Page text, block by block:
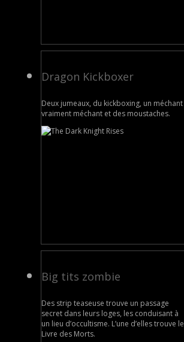
Dragon Kickboxer
Deux jumeaux, du kickboxing, un méchant
vraiment méchant et des moustaches.
Big tits zombie
Des strip teaseuse trouve un passage
secret dans leurs loges, les conduisant à
un lieu d’occultisme. L’une d’elles trouve le
Livre des Morts.